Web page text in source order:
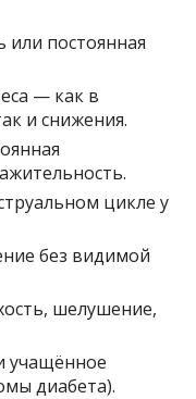
или постоянная
— как в
и снижения.
цикле у
без видимой
шелушение,
учащённое
диабета).